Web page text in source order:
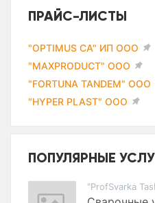
ПРАЙС-ЛИСТЫ
"OPTIMUS CA" ИП ООО
"MAXPRODUCT" ООО
"FORTUNA TANDEM" ООО
"HYPER PLAST" ООО
ПОПУЛЯРНЫЕ
"ProfSvarka